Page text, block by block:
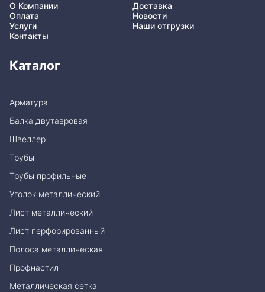
О Компании
Доставка
Оплата
Новости
Услуги
Наши отгрузки
Контакты
Каталог
Арматура
Балка двутавровая
Швеллер
Трубы
Трубы профильные
Уголок металлический
Лист металлический
Лист перфорированный
Полоса металлическая
Профнастил
Металлическая сетка